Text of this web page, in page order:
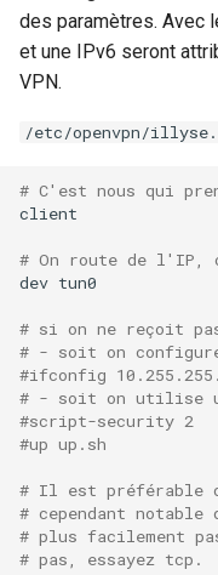
des paramètres. Avec
et une IPv6 seront
VPN.
/etc/openvpn/
# C'est nous qui
client
# On route de l'IP,
dev tun0
# si on ne reçoit
# - soit on
#ifconfig
# - soit on utilise
#script-security 2
#up up.sh
# Il est préférable
# cependant
# plus facilement
# pas, essayez tcp.